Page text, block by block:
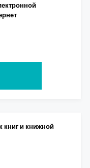
книг и книжной